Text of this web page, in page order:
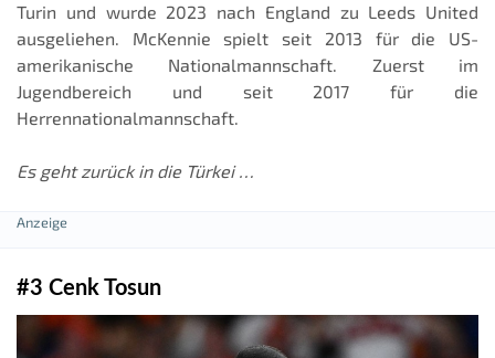
Turin und wurde 2023 nach England zu Leeds United
ausgeliehen. McKennie spielt seit 2013 für die US-
amerikanische Nationalmannschaft. Zuerst im
Jugendbereich und seit 2017 für die
Herrennationalmannschaft.
Es geht zurück in die Türkei …
#3 Cenk Tosun